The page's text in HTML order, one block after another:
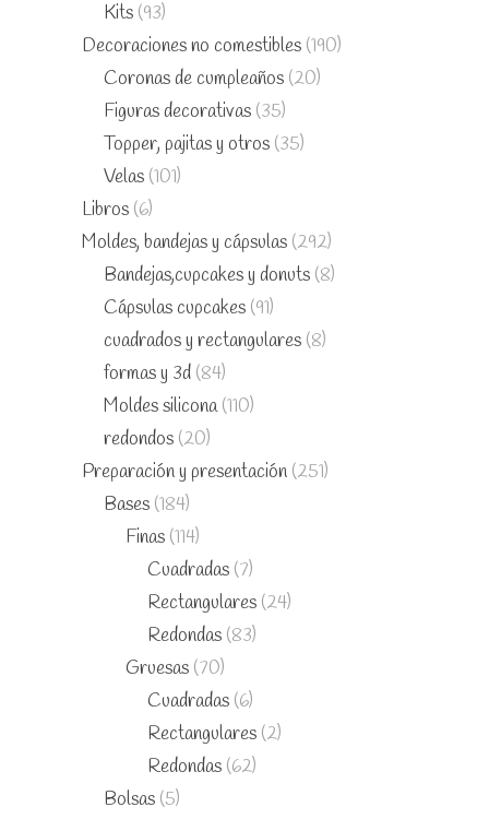
Kits (93)
Decoraciones no comestibles (190)
Coronas de cumpleaños (20)
Figuras decorativas (35)
Topper, pajitas y otros (35)
Velas (101)
Libros (6)
Moldes, bandejas y cápsulas (292)
Bandejas,cupcakes y donuts (8)
Cápsulas cupcakes (91)
cuadrados y rectangulares (8)
formas y 3d (84)
Moldes silicona (110)
redondos (20)
Preparación y presentación (251)
Bases (184)
Finas (114)
Cuadradas (7)
Rectangulares (24)
Redondas (83)
Gruesas (70)
Cuadradas (6)
Rectangulares (2)
Redondas (62)
Bolsas (5)